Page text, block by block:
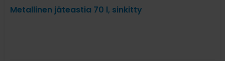
Metallinen jäteastia 70 l, sinkitty